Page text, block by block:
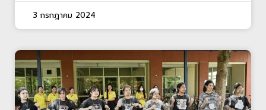
3 กรกฎาคม 2024